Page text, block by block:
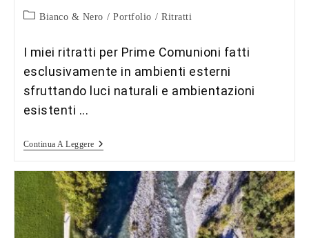
Categoria
Bianco & Nero / Portfolio / Ritratti
I miei ritratti per Prime Comunioni fatti
esclusivamente in ambienti esterni
sfruttando luci naturali e ambientazioni
esistenti ...
Continua A LeggerePrime